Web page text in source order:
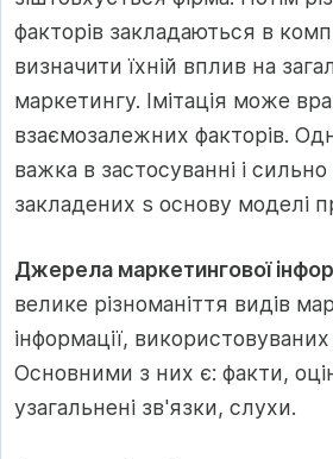
факторів закладаються в
визначити їхній вплив на
маркетингу. Імітація може
взаємозалежних факторів.
важка в застосуванні і
закладених s основу моделі
Джерела маркетингової
велике різноманіття видів
інформації,
Основними з них є: факти,
узагальнені зв'язки, слухи.